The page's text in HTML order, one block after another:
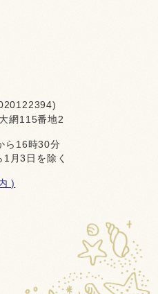
網115番地2
ら16時30分
月3日を除く
)